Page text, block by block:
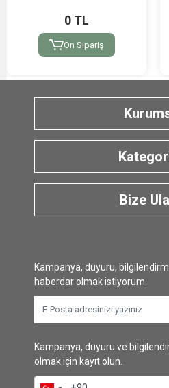
0 TL
Ön Sipariş
Bize
Kampanya, duyuru,
haberdar olmak istiyorum.
Kampanya, duyuru ve
olmak için kayıt olun.